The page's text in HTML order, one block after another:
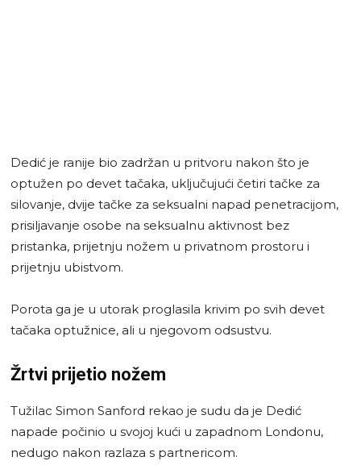
Dedić je ranije bio zadržan u pritvoru nakon što je
optužen po devet tačaka, uključujući četiri tačke za
silovanje, dvije tačke za seksualni napad penetracijom,
prisiljavanje osobe na seksualnu aktivnost bez
pristanka, prijetnju nožem u privatnom prostoru i
prijetnju ubistvom.
Porota ga je u utorak proglasila krivim po svih devet
tačaka optužnice, ali u njegovom odsustvu.
Žrtvi prijetio nožem
Tužilac Simon Sanford rekao je sudu da je Dedić
napade počinio u svojoj kući u zapadnom Londonu,
nedugo nakon razlaza s partnericom.